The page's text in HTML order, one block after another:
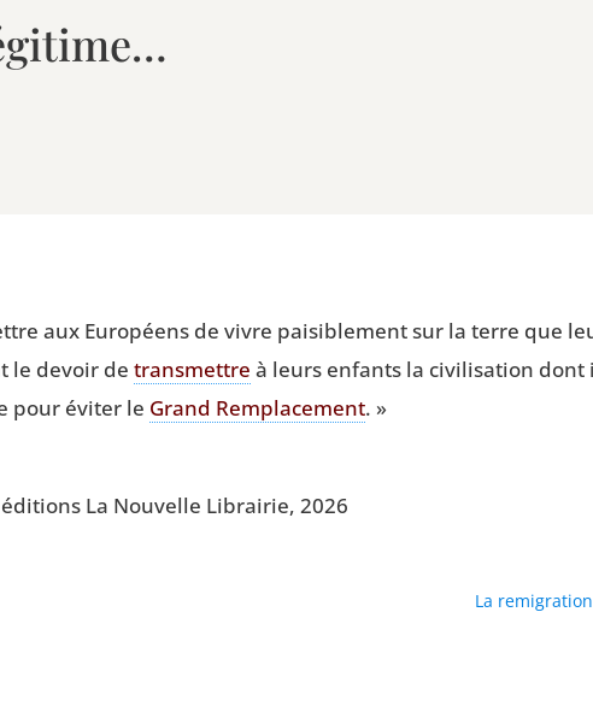
aux Euro­péens de vivre pai­si­ble­ment sur la terre que
le devoir detrans­mettre à leurs enfants la civi­li­sa­tion
pour évi­ter le Grand Rem­pla­ce­ment. »
La Nou­velle Librai­rie, 2026
La